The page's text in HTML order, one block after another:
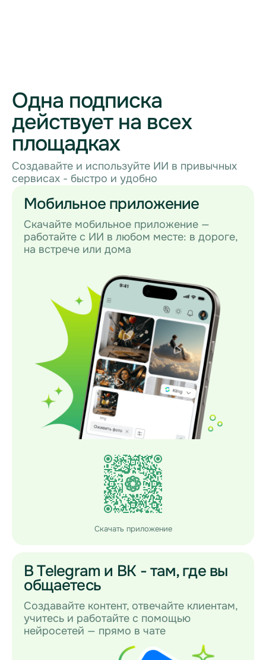
Одна подписка
действует на всех
площадках
Создавайте и используйте ИИ в привычных
сервисах - быстро и удобно
Мобильное приложение
Скачайте мобильное приложение —
работайте с ИИ в любом месте: в дороге,
на встрече или дома
Скачать приложение
В Telegram и ВК - там, где вы
общаетесь
Создавайте контент, отвечайте клиентам,
учитесь и работайте с помощью
нейросетей — прямо в чате